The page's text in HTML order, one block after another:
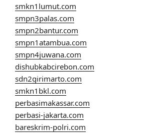
smkn1lumut.com
smpn3palas.com
smpn2bantur.com
smpn1atambua.com
smpn4juwana.com
dishubkabcirebon.com
sdn2girimarto.com
smkn1bkl.com
perbasimakassar.com
perbasi-jakarta.com
bareskrim-polri.com